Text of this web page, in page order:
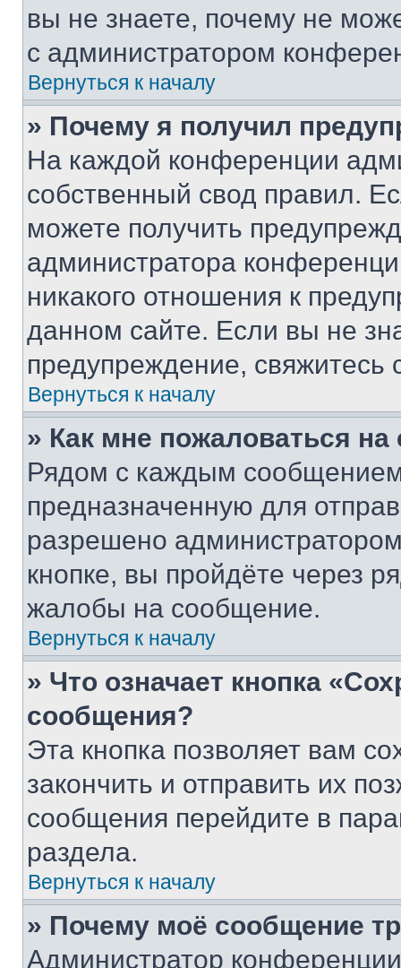
вы не знаете, почему не
с администратором
Вернуться к началу
» Почему я получил
На каждой конференции
собственный свод правил.
можете получить
администратора
никакого отношения к
данном сайте. Если вы не
предупреждение,
Вернуться к началу
» Как мне пожаловаться
Рядом с каждым сообщением
предназначенную для
разрешено
кнопке, вы пройдёте через
жалобы на сообщение.
Вернуться к началу
» Что означает кнопка
сообщения?
Эта кнопка позволяет вам
закончить и отправить их
сообщения перейдите в
раздела.
Вернуться к началу
» Почему моё сообщение
Администратор